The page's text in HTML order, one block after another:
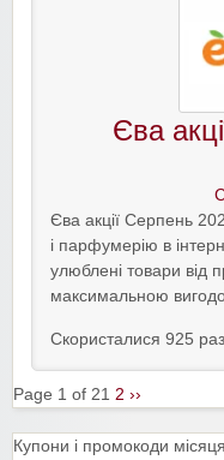
Єва
Єва акції Серпень
і парфумерію в
улюблені товари від
максимальною
Скористалися 925
Page 1 of 21 2 ››
Купони і промокоди